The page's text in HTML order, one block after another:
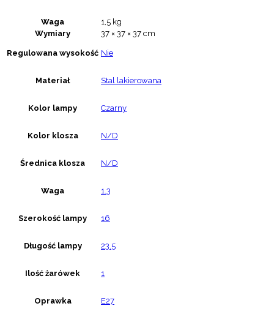
Waga
1,5 kg
Wymiary
37 × 37 × 37 cm
Regulowana wysokość Nie
Materiał Stal lakierowana
Kolor lampy Czarny
Kolor klosza N/D
Średnica klosza N/D
Waga 1.3
Szerokość lampy 16
Długość lampy 23.5
Ilość żarówek 1
Oprawka E27